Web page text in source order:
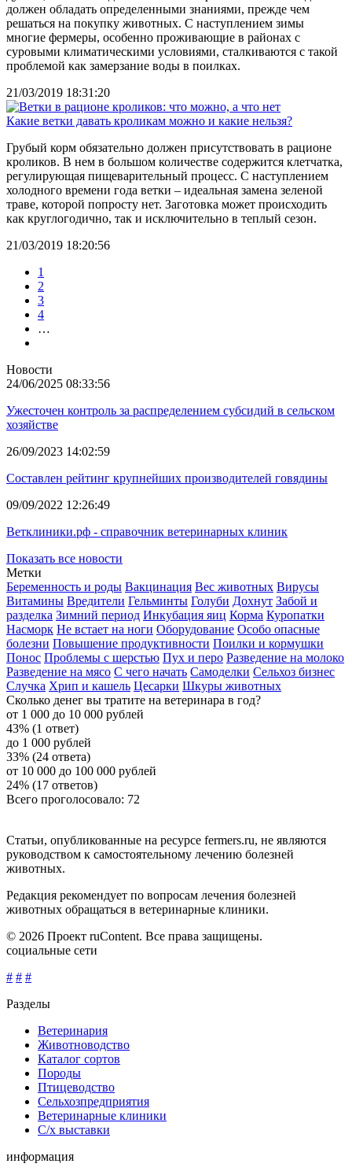
должен обладать определенными знаниями, прежде чем
решаться на покупку животных. С наступлением зимы
многие фермеры, особенно проживающие в районах с
суровыми климатическими условиями, сталкиваются с такой
проблемой как замерзание воды в поилках.
21/03/2019 18:31:20
Какие ветки давать кроликам можно и какие нельзя?
Грубый корм обязательно должен присутствовать в рационе
кроликов. В нем в большом количестве содержится клетчатка,
регулирующая пищеварительный процесс. С наступлением
холодного времени года ветки – идеальная замена зеленой
траве, которой попросту нет. Заготовка может происходить
как круглогодично, так и исключительно в теплый сезон.
21/03/2019 18:20:56
1
2
3
4
…
Новости
24/06/2025 08:33:56
Ужесточен контроль за распределением субсидий в сельском
хозяйстве
26/09/2023 14:02:59
Составлен рейтинг крупнейших производителей говядины
09/09/2022 12:26:49
Ветклиники.рф - справочник ветеринарных клиник
Показать все новости
Метки
Беременность и роды Вакцинация Вес животных Вирусы
Витамины Вредители Гельминты Голуби Дохнут Забой и
разделка Зимний период Инкубация яиц Корма Куропатки
Насморк Не встает на ноги Оборудование Особо опасные
болезни Повышение продуктивности Поилки и кормушки
Понос Проблемы с шерстью Пух и перо Разведение на молоко
Разведение на мясо С чего начать Самоделки Сельхоз бизнес
Случка Хрип и кашель Цесарки Шкуры животных
Сколько денег вы тратите на ветеринара в год?
от 1 000 до 10 000 рублей
43% (1 ответ)
до 1 000 рублей
33% (24 ответа)
от 10 000 до 100 000 рублей
24% (17 ответов)
Всего проголосовало: 72
Статьи, опубликованные на ресурсе fermers.ru, не являются
руководством к самостоятельному лечению болезней
животных.
Редакция рекомендует по вопросам лечения болезней
животных обращаться в ветеринарные клиники.
© 2026 Проект ruContent. Все права защищены.
социальные сети
# # #
Разделы
Ветеринария
Животноводство
Каталог сортов
Породы
Птицеводство
Сельхозпредприятия
Ветеринарные клиники
С/х выставки
информация